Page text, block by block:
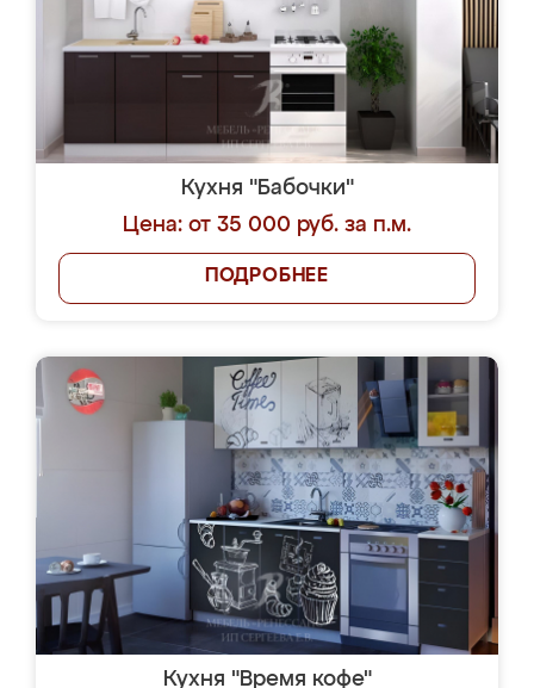
Кухня "Бабочки"
Цена: от 35 000 руб. за п.м.
ПОДРОБНЕЕ
Кухня "Время кофе"